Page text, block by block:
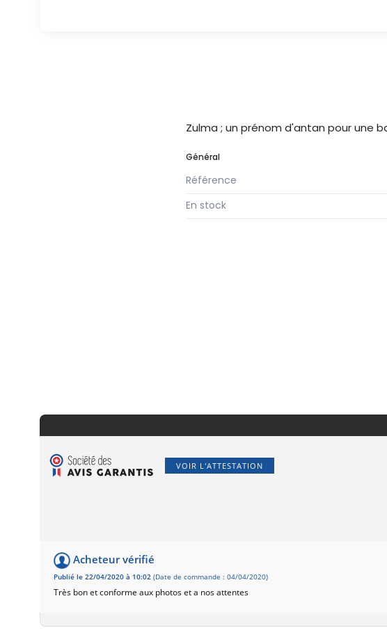
Zulma ; un prénom d'antan pour une
Général
Référence
En stock
VOIR L'ATTESTATION
Acheteur vérifié
Publié le 22/04/2020 à 10:02 (Date de commande : 04/04/2020)
Très bon et conforme aux photos et a nos attentes